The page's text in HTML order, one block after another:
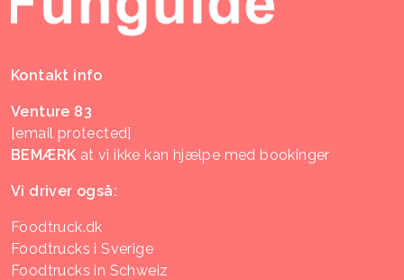
Kontakt info
Venture 83
[email protected]
BEMÆRK at vi ikke kan hjælpe med bookinger
Vi driver også:
Foodtruck.dk
Foodtrucks i Sverige
Foodtrucks in Schweiz